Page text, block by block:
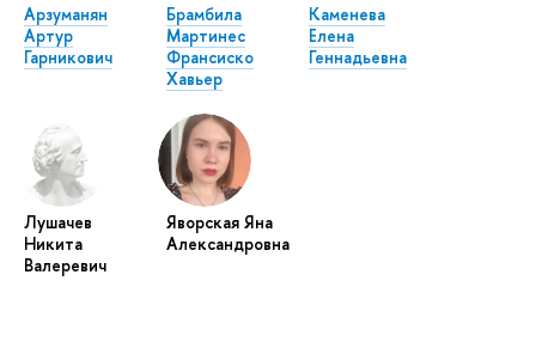
Арзуманян
Артур
Гарникович
Брамбила
Мартинес
Франсиско
Хавьер
Каменева
Елена
Геннадьевна
Лушачев
Никита
Валеревич
Яворская Яна
Александровна